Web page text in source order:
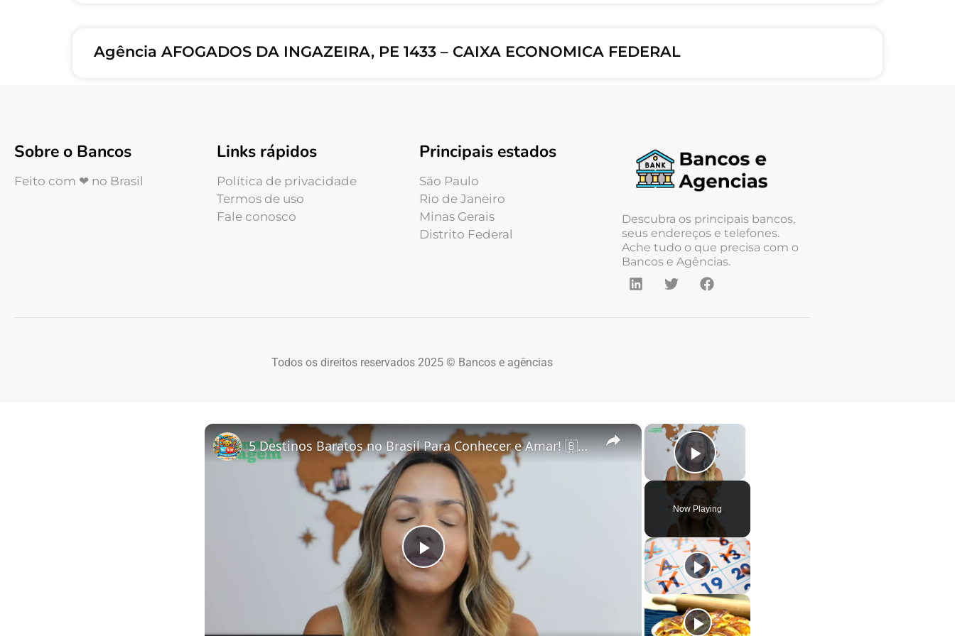
Agência AFOGADOS DA INGAZEIRA, PE 1433 – CAIXA ECONOMICA FEDERAL
Sobre o Bancos
Feito com ❤ no Brasil
Links rápidos
Política de privacidade
Termos de uso
Fale conosco
Principais estados
São Paulo
Rio de Janeiro
Minas Gerais
Distrito Federal
Descubra os principais bancos,
seus endereços e telefones.
Ache tudo o que precisa com o
Bancos e Agências.
Todos os direitos reservados 2025 © Bancos e agências
×
Play Video
Now Playing
×
Play Video
5 Destinos Baratos no Brasil Para Conhecer e Amar! 🇧🇷✨